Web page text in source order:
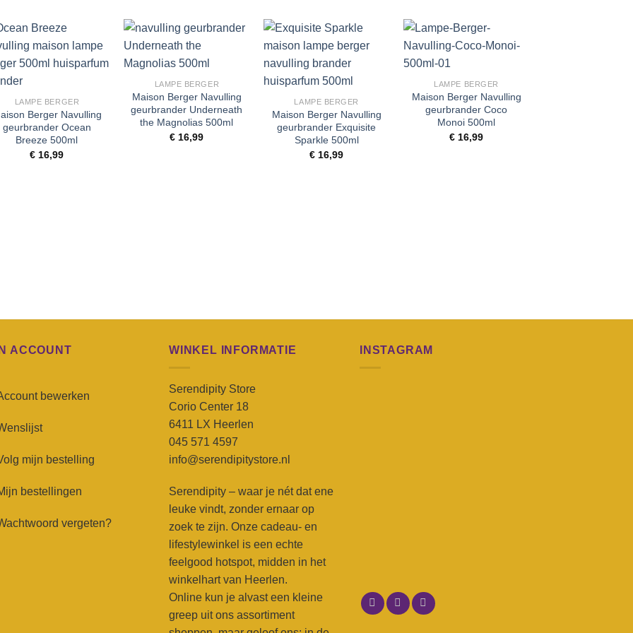
Toevoegen
aan
LAMPE BERGER
Berger Navulling
geurbrander Ocean
Breeze 500ml
€ 16,99
Toevoegen
LAMPE BERGER
Maison Berger Navulling
geurbrander Underneath
the Magnolias 500ml
€ 16,99
Toevoegen
wenslijst
LAMPE BERGER
Maison Berger Navulling
geurbrander Exquisite
Sparkle 500ml
€ 16,99
+
LAMPE BERGER
Maison Berger Navulling
geurbrander Coco
Monoi 500ml
€ 16,99
ACCOUNT
bewerken
mijn bestelling
bestellingen
vergeten?
WINKEL INFORMATIE
Serendipity Store
Corio Center 18
6411 LX Heerlen
045 571 4597
info@serendipitystore.nl
Serendipity – waar je nét dat ene
leuke vindt, zonder ernaar op
zoek te zijn. Onze cadeau- en
lifestylewinkel is een echte
feelgood hotspot, midden in het
winkelhart van Heerlen.
Online kun je alvast een kleine
greep uit ons assortiment
INSTAGRAM